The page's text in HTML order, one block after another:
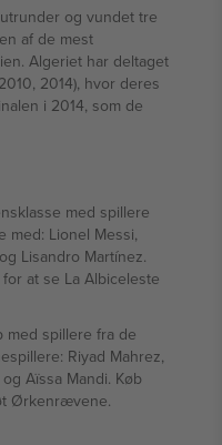
og vundet tre
af de mest
Algeriet har deltaget
2014), hvor deres
i 2014, som de
med spillere
med: Lionel Messi,
Lisandro Martínez.
for at se La Albiceleste
med spillere fra de
Riyad Mahrez,
Aïssa Mandi. Køb
Ørkenrævene.